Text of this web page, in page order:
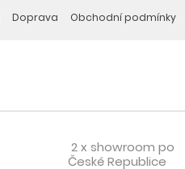
Doprava Obchodní podmínky
2 x showroom po
České Republice